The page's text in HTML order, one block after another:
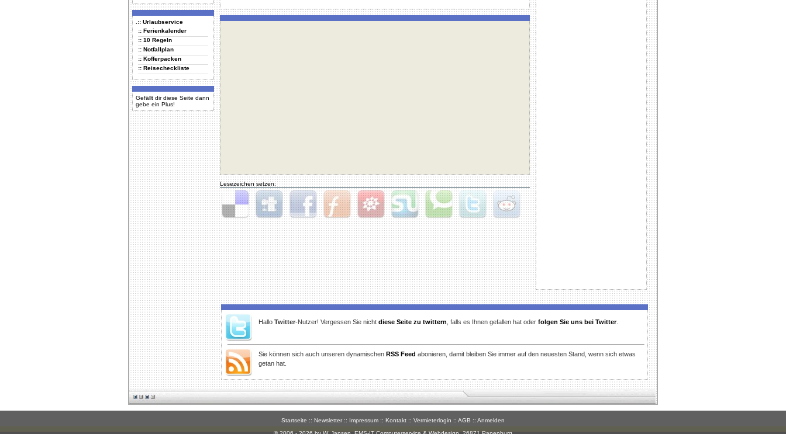
.:: Urlaubservice
:: Ferienkalender
:: 10 Regeln
:: Notfallplan
:: Kofferpacken
:: Reisecheckliste
Gefällt dir diese Seite dann
gebe ein Plus!
Lesezeichen setzen:
Delicious Digg Facebook Furl StudiVZ StumbleUponTechnorati Twitter Reddit
Hallo Twitter-Nutzer! Vergessen Sie nicht diese Seite zu twittern , falls es Ihnen gefallen hat oder folgen Sie uns bei Twitter.
Sie können sich auch unseren dynamischen RSS Feed abonieren, damit bleiben Sie immer auf den neuesten Stand, wenn sich etwas
getan hat.
Startseite :: Newsletter :: Impressum :: Kontakt :: Vermieterlogin :: AGB :: Anmelden